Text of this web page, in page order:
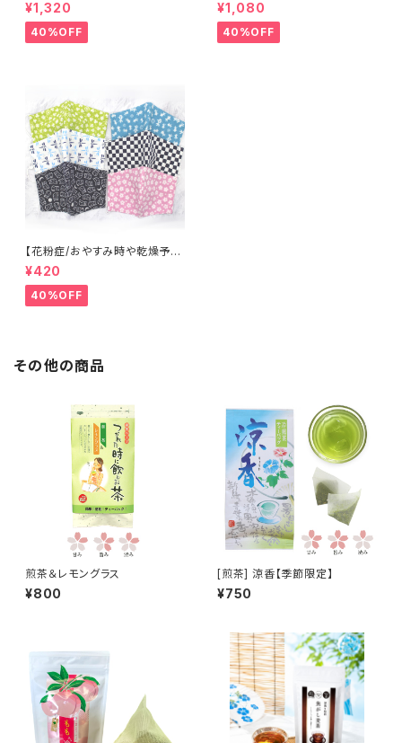
¥1,320
40%OFF
¥1,080
40%OFF
【花粉症/おやすみ時や乾燥予防
に】まめてぬぐいマスク
¥420
40%OFF
その他の商品
煎茶＆レモングラス
¥800
[煎茶] 涼香【季節限定】
¥750